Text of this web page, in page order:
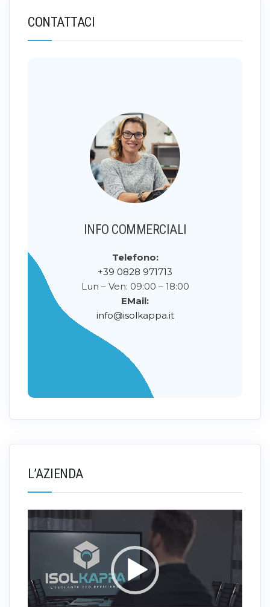
CONTATTACI
INFO COMMERCIALI
Telefono:
+39 0828 971713
Lun – Ven: 09:00 – 18:00
EMail:
info@isolkappa.it
L’AZIENDA
Video
Player